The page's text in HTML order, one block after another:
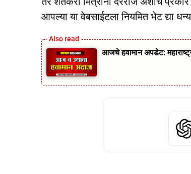
आपल्या या वेबसाईटला नियमित भेट द्या
आजचे हवामान अपडेट: